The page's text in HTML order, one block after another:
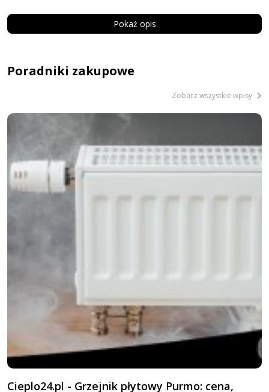
Pokaż opis
Poradniki zakupowe
Zobacz wszystkie wpisy
Cieplo24.pl - Grzejnik płytowy Purmo: cena,